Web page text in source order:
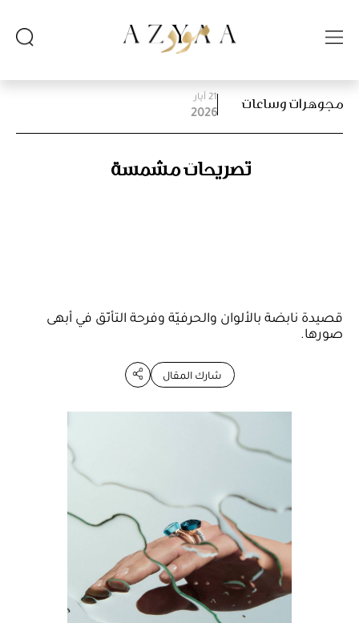
مجوهرات وساعات 21 أيار
2026
تصريحات مشمسة
قصيدة نابضة بالألوان والحرفيّة وفرحة التأنّق في أبهى
صورها.
شارك المقال